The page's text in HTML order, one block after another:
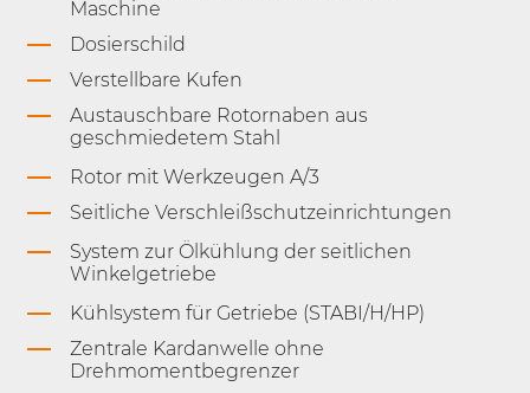
Maschine
Dosierschild
Verstellbare Kufen
Austauschbare Rotornaben aus
geschmiedetem Stahl
Rotor mit Werkzeugen A/3
Seitliche Verschleißschutzeinrichtungen
System zur Ölkühlung der seitlichen
Winkelgetriebe
Kühlsystem für Getriebe (STABI/H/HP)
Zentrale Kardanwelle ohne
Drehmomentbegrenzer